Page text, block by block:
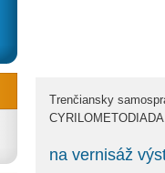
Trenčiansky
na vernisáž